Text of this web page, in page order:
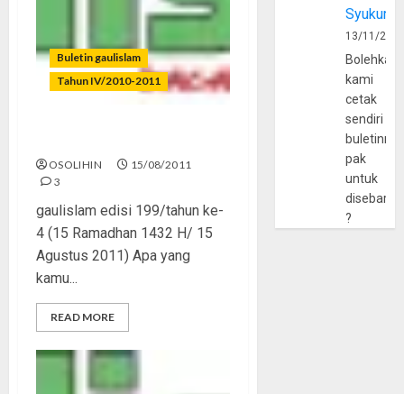
Buletin gaulislam
Tahun IV/2010-2011
OSOLIHIN
15/08/2011
3
gaulislam edisi 199/tahun ke-
4 (15 Ramadhan 1432 H/ 15
Agustus 2011) Apa yang
kamu...
READ MORE
Syukur
13/11/
Bolehkah
kami
cetak
sendiri
pak
untuk
?